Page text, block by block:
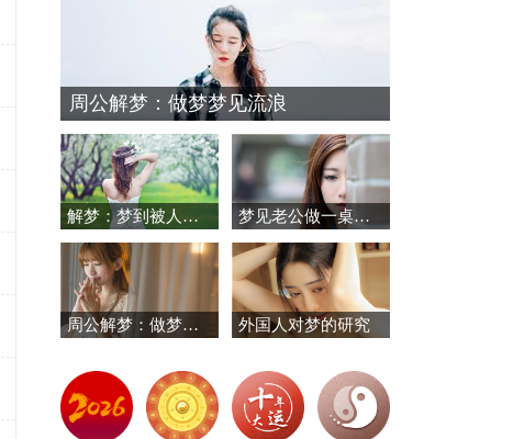
周公解梦：做梦梦见流浪
解梦：梦到被人追杀是怎么回事？ 梦见老公做一桌好菜等她，她开心极了！梦境预示却指向老公有坎！
周公解梦：做梦梦见唱歌 外国人对梦的研究